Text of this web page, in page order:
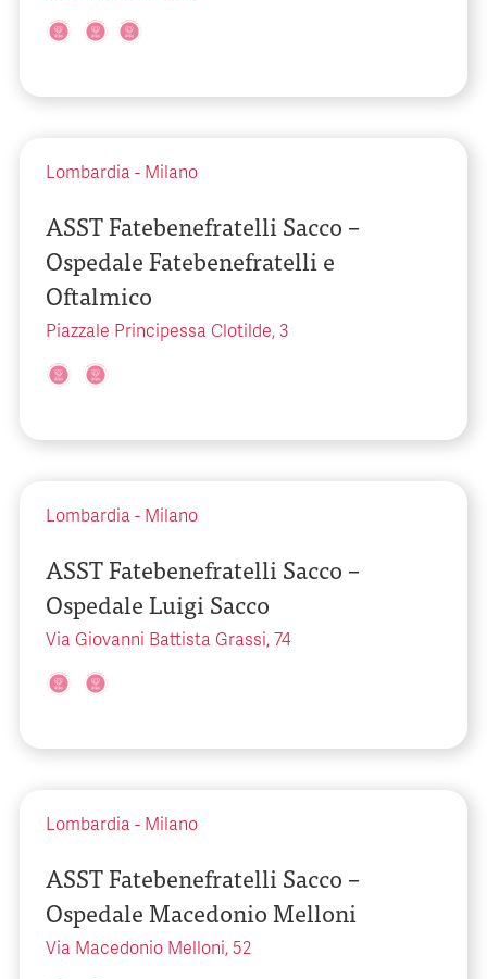
Lombardia - Milano
ASST Fatebenefratelli Sacco –
Ospedale Fatebenefratelli e
Oftalmico
Piazzale Principessa Clotilde, 3
Lombardia - Milano
ASST Fatebenefratelli Sacco –
Ospedale Luigi Sacco
Via Giovanni Battista Grassi, 74
Lombardia - Milano
ASST Fatebenefratelli Sacco –
Ospedale Macedonio Melloni
Via Macedonio Melloni, 52